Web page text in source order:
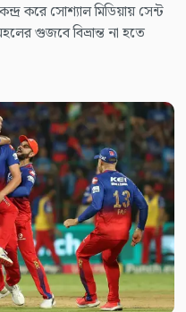
করে সোশ্যাল মিডিয়ায় সেন্ট
মহলের গুজবে বিভ্রান্ত না হতে